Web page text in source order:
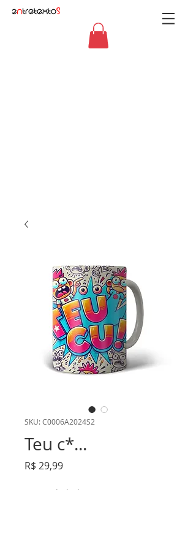
SKU: C0006A2024S2
Teu c*...
R$ 29,99Preço
Quantidade *